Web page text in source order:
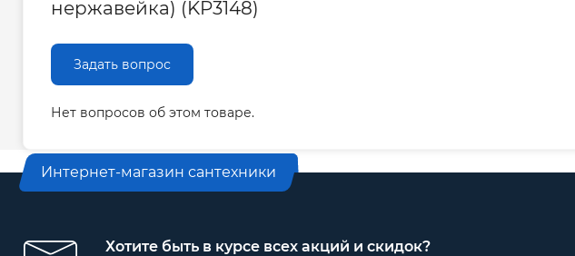
нержавейка) (KP3148)
Задать вопрос
Нет вопросов об этом товаре.
Интернет-магазин сантехники
Хотите быть в курсе всех акций и скидок?